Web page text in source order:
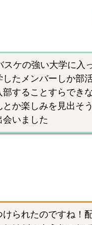
スケの強い大学に入
したメンバーしか部
部することすらでき
とか楽しみを見出そ
会いました
けられたのですね！